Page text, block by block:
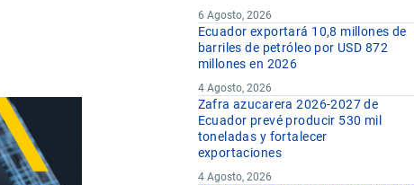
6 Agosto, 2026
Ecuador exportará 10,8 millones de
barriles de petróleo por USD 872
millones en 2026
4 Agosto, 2026
Zafra azucarera 2026-2027 de
Ecuador prevé producir 530 mil
toneladas y fortalecer
exportaciones
4 Agosto, 2026